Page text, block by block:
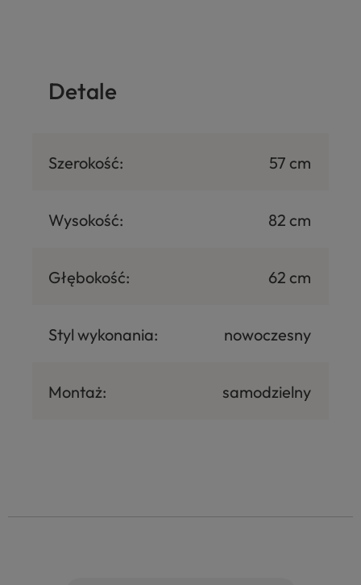
Detale
Szerokość: 57 cm
Wysokość: 82 cm
Głębokość: 62 cm
Styl wykonania: nowoczesny
Montaż: samodzielny